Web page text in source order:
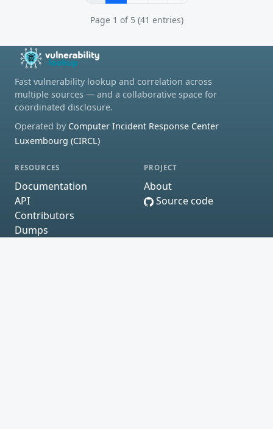
Page 1 of 5 (41 entries)
Fast vulnerability lookup and correlation across
multiple sources — and a collaborative space for
coordinated disclosure.
Operated by Computer Incident Response Center
Luxembourg (CIRCL)
RESOURCES
Documentation
API
Contributors
Dumps
PROJECT
About
Source code